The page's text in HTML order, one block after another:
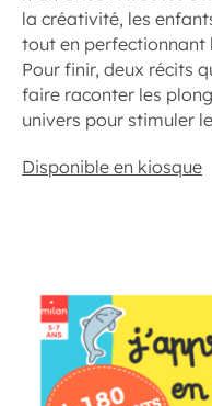
la créativité, les
tout en perfectionnant
Pour finir, deux récits
faire raconter les
univers pour stimuler
Disponible en kiosque